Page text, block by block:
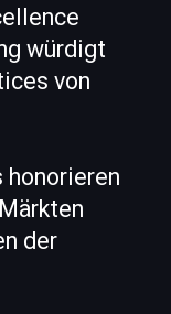
würdigt
von
honorieren
der